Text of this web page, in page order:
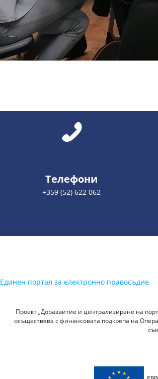
Телефони
+359 (52) 622 062
Единен портал за електронно правосъдие
Проект „Доразвитие и централизиране на
осъществява с финансовата подкрепа на